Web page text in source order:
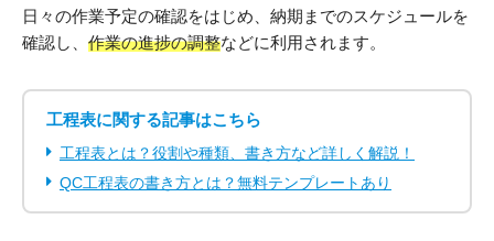
日々の作業予定の確認をはじめ、納期までのスケジュールを
確認し、 作業の進捗の調整などに利用されます。
工程表に関する記事はこちら
工程表とは？役割や種類、書き方など詳しく解説！
QC工程表の書き方とは？無料テンプレートあり